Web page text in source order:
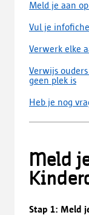
Meld je aan
Vul je
Verwerk elke
Verwijs
geen plek is
Heb je nog
Meld
Stap 1: Meld